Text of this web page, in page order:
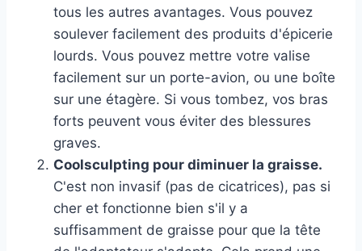
tous les autres avantages. Vous pouvez
soulever facilement des produits d'épicerie
lourds. Vous pouvez mettre votre valise
facilement sur un porte-avion, ou une boîte
sur une étagère. Si vous tombez, vos bras
forts peuvent vous éviter des blessures
graves.
Coolsculpting pour diminuer la graisse.
C'est non invasif (pas de cicatrices), pas si
cher et fonctionne bien s'il y a
suffisamment de graisse pour que la tête